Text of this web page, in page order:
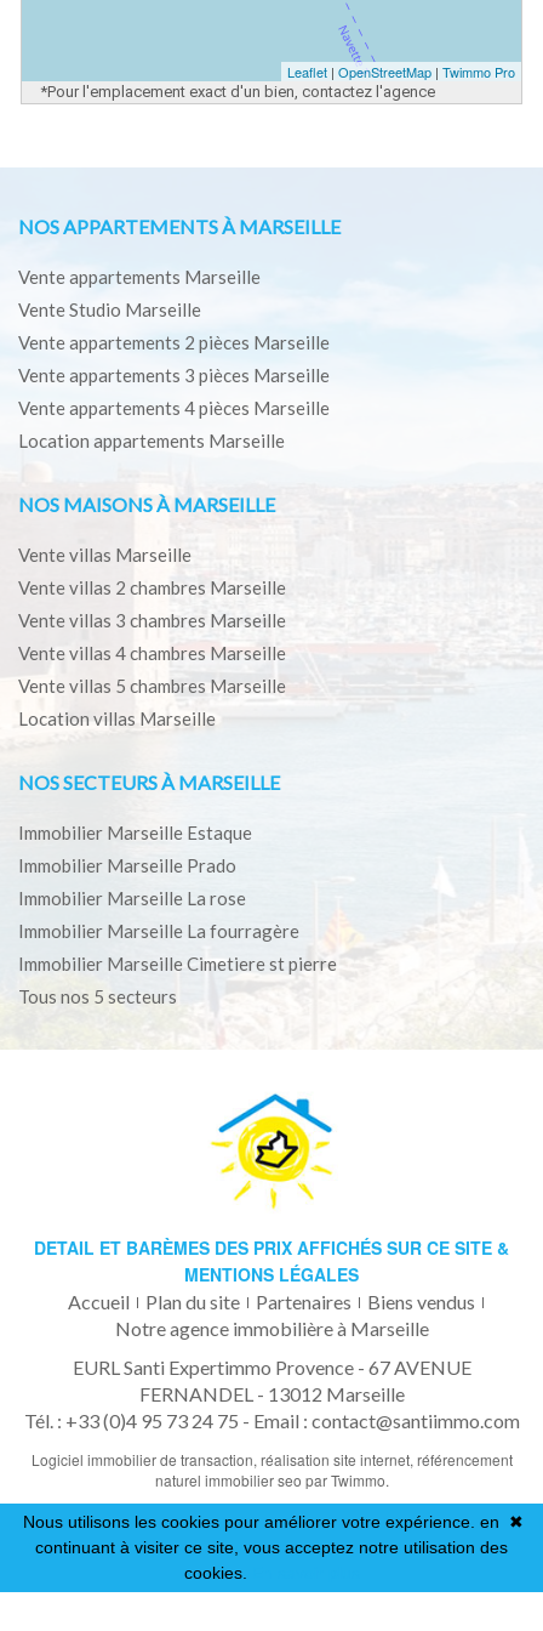
Leaflet | OpenStreetMap | Twimmo Pro
*Pour l'emplacement exact d'un bien, contactez l'agence
NOS APPARTEMENTS À MARSEILLE
Vente appartements Marseille
Vente Studio Marseille
Vente appartements 2 pièces Marseille
Vente appartements 3 pièces Marseille
Vente appartements 4 pièces Marseille
Location appartements Marseille
NOS MAISONS À MARSEILLE
Vente villas Marseille
Vente villas 2 chambres Marseille
Vente villas 3 chambres Marseille
Vente villas 4 chambres Marseille
Vente villas 5 chambres Marseille
Location villas Marseille
NOS SECTEURS À MARSEILLE
Immobilier Marseille Estaque
Immobilier Marseille Prado
Immobilier Marseille La rose
Immobilier Marseille La fourragère
Immobilier Marseille Cimetiere st pierre
Tous nos 5 secteurs
DETAIL ET BARÈMES DES PRIX AFFICHÉS SUR CE SITE &
MENTIONS LÉGALES
Accueil Plan du site Partenaires
Biens vendus
Notre agence immobilière à Marseille
EURL Santi Expertimmo Provence - 67 AVENUE
FERNANDEL - 13012 Marseille
Tél. : +33 (0)4 95 73 24 75 - Email : contact@santiimmo.com
Logiciel immobilier de transaction, réalisation site internet, référencement
naturel immobilier seo par Twimmo.
✖
Nous utilisons les cookies pour améliorer votre expérience. en
continuant à visiter ce site, vous acceptez notre utilisation des
cookies.